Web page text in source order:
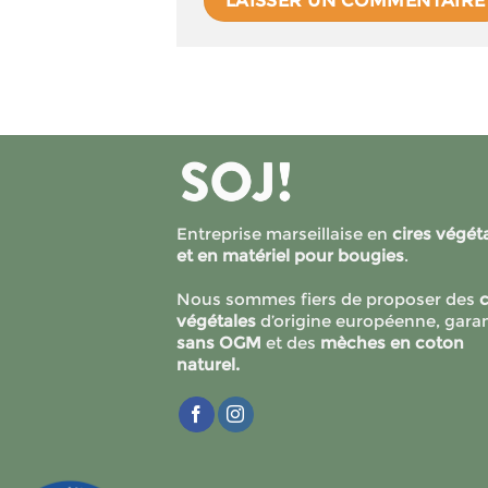
Entreprise marseillaise en cires
et en matériel pour bougies.
Nous sommes fiers de proposer des
végétales d’origine européenne,
sans OGM et des mèches en coton
naturel.